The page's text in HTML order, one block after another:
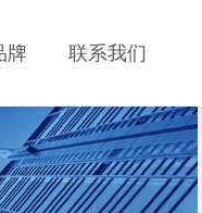
牌 联系我们